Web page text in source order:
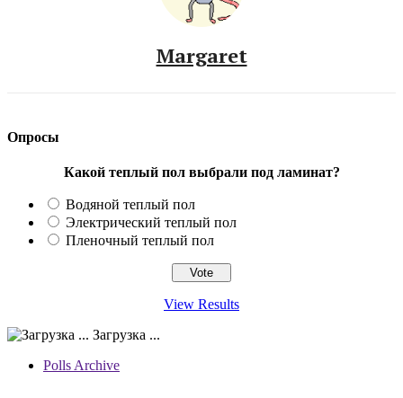
Margaret
Опросы
Какой теплый пол выбрали под ламинат?
Водяной теплый пол
Электрический теплый пол
Пленочный теплый пол
View Results
Загрузка ...
Polls Archive